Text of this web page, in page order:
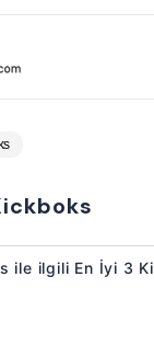
ile ilgili En İyi 3